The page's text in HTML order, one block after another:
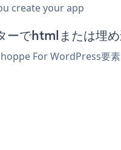
create your app
でhtmlまたは埋め
For WordPress要